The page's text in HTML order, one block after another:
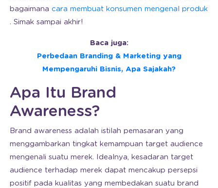
bagaimana cara membuat konsumen mengenal produk
. Simak sampai akhir!
Baca juga:
Perbedaan Branding & Marketing yang
Mempengaruhi Bisnis, Apa Sajakah?
Apa Itu Brand
Awareness?
Brand awareness adalah istilah pemasaran yang
menggambarkan tingkat kemampuan target audience
mengenali suatu merek. Idealnya, kesadaran target
audience terhadap merek dapat mencakup persepsi
positif pada kualitas yang membedakan suatu brand